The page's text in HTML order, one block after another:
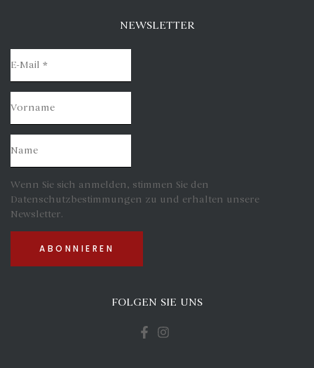
NEWSLETTER
Wenn Sie sich anmelden, stimmen Sie den
Datenschutzbestimmungen zu und erhalten unsere
Newsletter.
FOLGEN SIE UNS